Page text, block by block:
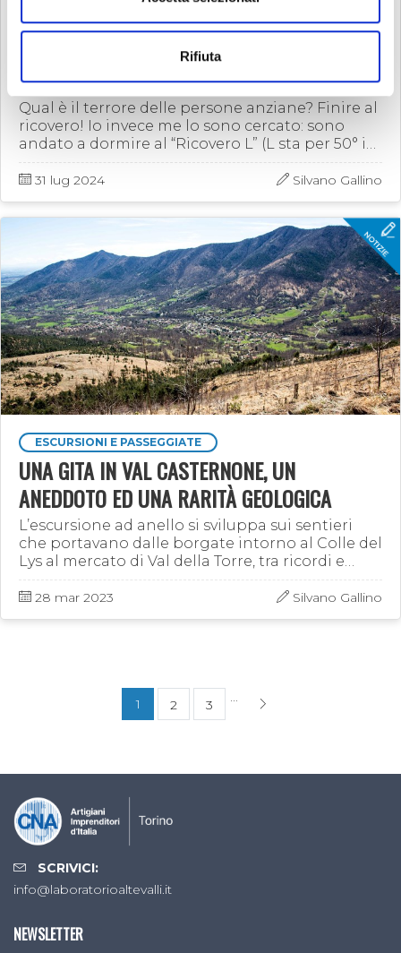
Rifiuta
ESCURSIONI E PASSEGGIATE
UNA SALITA A PUNTA NERA, CON
PERNOTTAMENTO AL “RICOVERO L”
Qual è il terrore delle persone anziane? Finire al
ricovero! Io invece me lo sono cercato: sono
andato a dormire al “Ricovero L” (L sta per 50° in
numeri romani) che si trova al Piano dei Morti
(che …
31 lug 2024 Silvano Gallino
ESCURSIONI E PASSEGGIATE
UNA GITA IN VAL CASTERNONE, UN
ANEDDOTO ED UNA RARITÀ GEOLOGICA
L’escursione ad anello si sviluppa sui sentieri
che portavano dalle borgate intorno al Colle del
Lys al mercato di Val della Torre, tra ricordi e
“campi di pietre”
28 mar 2023 Silvano Gallino
1 2 3 ...
SCRIVICI:
info@laboratorioaltevalli.it
NEWSLETTER